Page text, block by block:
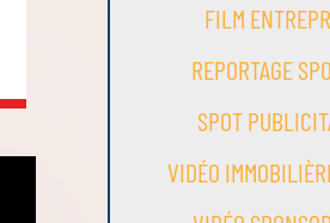
FILM
REPORTAGE
SPOT
VIDÉO